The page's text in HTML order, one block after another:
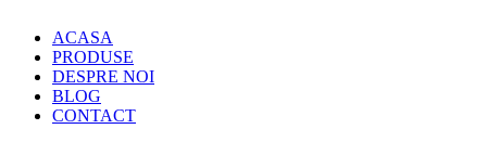
ACASA
PRODUSE
DESPRE NOI
BLOG
CONTACT